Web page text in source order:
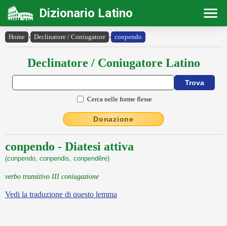
Dizionario Latino
Home › Declinatore / Coniugatore › conpendo
Declinatore / Coniugatore Latino
Cerca nelle forme flesse
Donazione
conpendo - Diatesi attiva
(conpendo, conpendis, conpendĕre)
verbo transitivo III coniugazione
Vedi la traduzione di questo lemma